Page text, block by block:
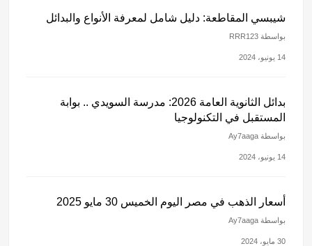
شيبسي المقاطعة: دليل شامل لمعرفة الأنواع والبدائل
بواسطة RRR123
14 يونيو، 2024
بدائل الثانوية العامة 2026: مدرسة السويدي .. بوابة
المستقبل في التكنولوجيا
بواسطة Ay7aaga
14 يونيو، 2024
أسعار الذهب في مصر اليوم الخميس 30 مايو 2025
بواسطة Ay7aaga
30 مايو، 2024